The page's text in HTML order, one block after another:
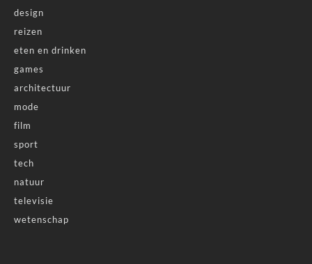
design
reizen
eten en drinken
games
architectuur
mode
film
sport
tech
natuur
televisie
wetenschap